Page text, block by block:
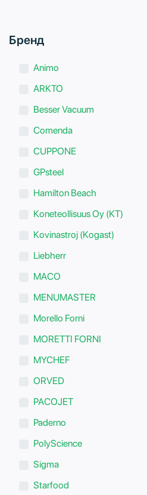
Бренд
Animo
ARKTO
Besser Vacuum
Comenda
CUPPONE
GPsteel
Hamilton Beach
Koneteollisuus Oy (KT)
Kovinastroj (Kogast)
Liebherr
MACO
MENUMASTER
Morello Forni
MORETTI FORNI
MYCHEF
ORVED
PACOJET
Paderno
PolyScience
Sigma
Starfood